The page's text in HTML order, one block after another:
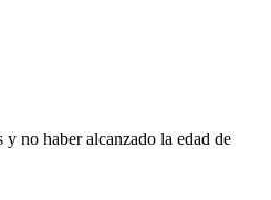
y no haber alcanzado la edad de